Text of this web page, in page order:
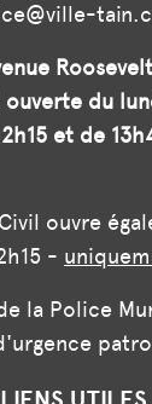
ouverte du
et de
ouvre
-
la Police